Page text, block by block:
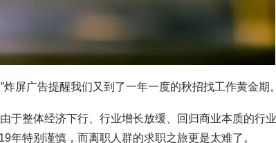
屏广告提醒我们又到了一年一度的秋招找工作黄金期
于整体经济下行、行业增长放缓、回归商业本质的行业
年特别谨慎，而离职人群的求职之旅更是太难了。